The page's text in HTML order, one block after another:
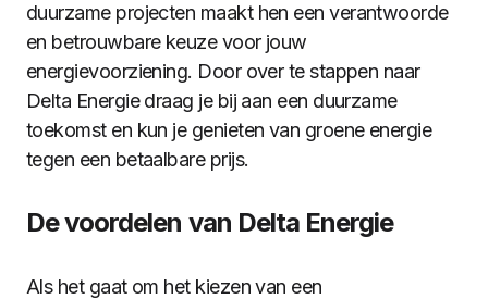
duurzame projecten maakt hen een verantwoorde
en betrouwbare keuze voor jouw
energievoorziening. Door over te stappen naar
Delta Energie draag je bij aan een duurzame
toekomst en kun je genieten van groene energie
tegen een betaalbare prijs.
De voordelen van Delta Energie
Als het gaat om het kiezen van een